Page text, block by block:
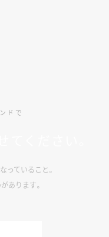
ドで
っていること。
あります。